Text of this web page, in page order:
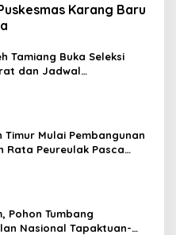
Karang Baru
Tamiang Buka Seleksi
dan Jadwal
Timur Mulai Pembangunan
Rata Peureulak Pasca
Pohon Tumbang
Nasional Tapaktuan-